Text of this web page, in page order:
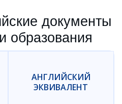
документы
образования
АНГЛИЙСКИЙ
ЭКВИВАЛЕНТ